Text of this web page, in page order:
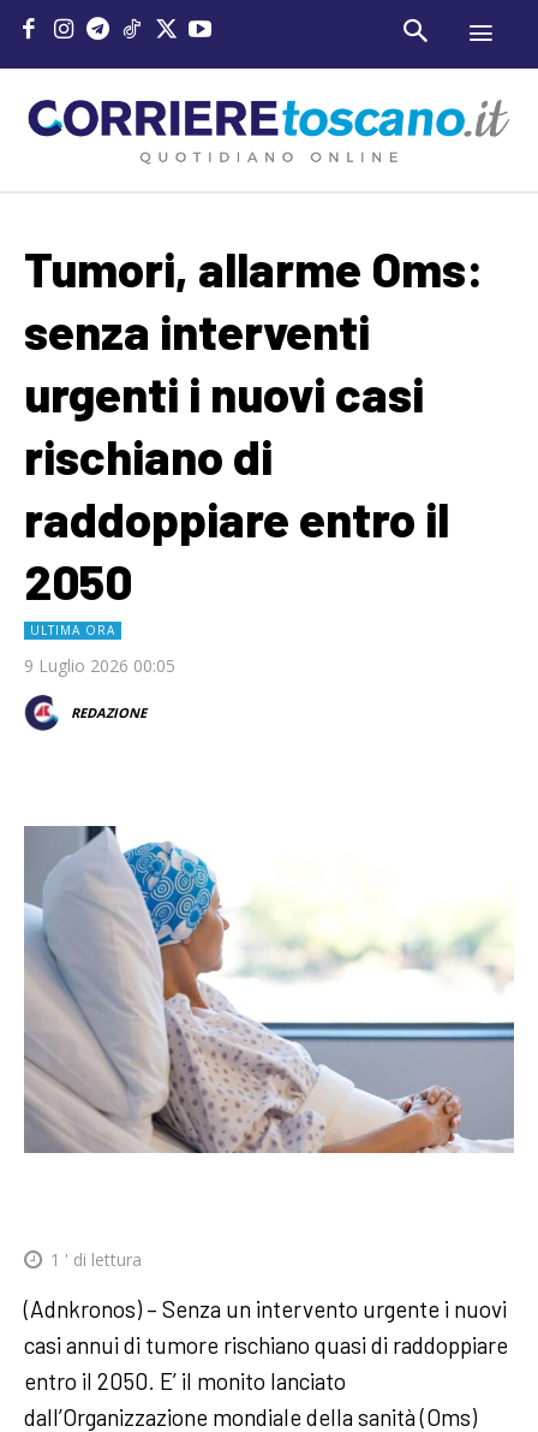
Tumori, allarme Oms:
senza interventi
urgenti i nuovi casi
rischiano di
raddoppiare entro il
2050
ULTIMA ORA
9 Luglio 2026 00:05
REDAZIONE
1 ' di lettura
(Adnkronos) – Senza un intervento urgente i nuovi
casi annui di tumore rischiano quasi di raddoppiare
entro il 2050. E’ il monito lanciato
dall’Organizzazione mondiale della sanità (Oms)